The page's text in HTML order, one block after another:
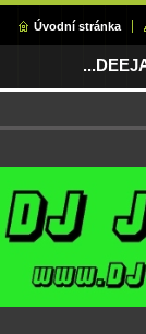
Úvodní stránka